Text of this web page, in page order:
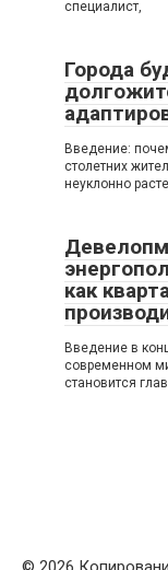
специалист,
Города
Введение:
столетних
неуклонно
как
Введение в
современном
становится